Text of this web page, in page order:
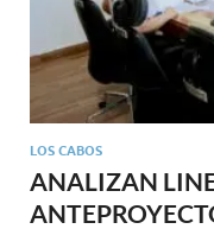
LOS CABOS
ANALIZAN